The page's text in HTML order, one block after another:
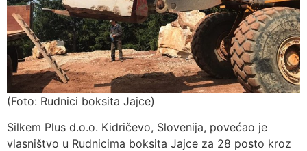
(Foto: Rudnici boksita Jajce)
Silkem Plus d.o.o. Kidričevo, Slovenija, povećao je
vlasništvo u Rudnicima boksita Jajce za 28 posto kroz